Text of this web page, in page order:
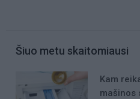
Šiuo metu skaitomiausi
Kam
mašinos